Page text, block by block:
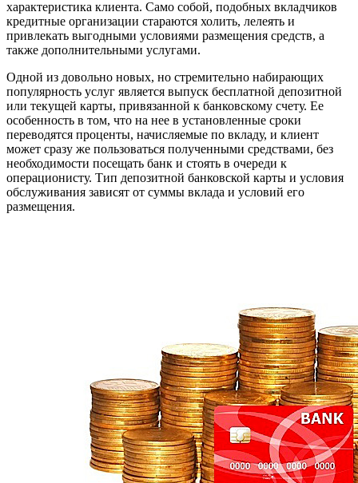
характеристика клиента. Само собой, подобных вкладчиков
кредитные организации стараются холить, лелеять и
привлекать выгодными условиями размещения средств, а
также дополнительными услугами.
Одной из довольно новых, но стремительно набирающих
популярность услуг является выпуск бесплатной депозитной
или текущей карты, привязанной к банковскому счету. Ее
особенность в том, что на нее в установленные сроки
переводятся проценты, начисляемые по вкладу, и клиент
может сразу же пользоваться полученными средствами, без
необходимости посещать банк и стоять в очереди к
операционисту. Тип депозитной банковской карты и условия
обслуживания зависят от суммы вклада и условий его
размещения.